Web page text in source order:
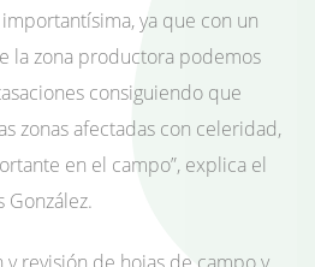
ya que con un
la zona productora podemos
consiguiendo que
zonas afectadas con celeridad,
en el campo”, explica el
González.